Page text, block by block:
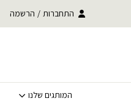
התחברות / הרשמה
המותגים שלנו